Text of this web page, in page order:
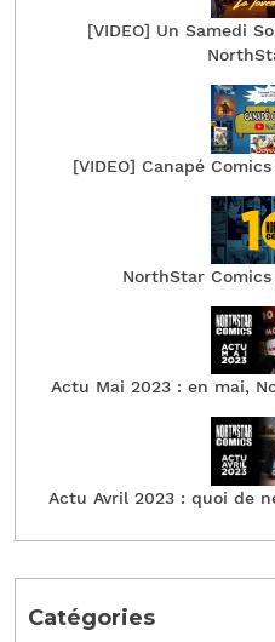
[VIDEO] Un Samedi
[VIDEO] Canapé
NorthStar
Actu Mai 2023 : en mai,
Actu Avril 2023 : quoi de
Catégories